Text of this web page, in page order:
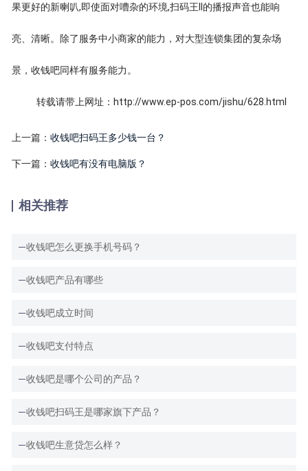
果更好的新喇叭,即使面对嘈杂的环境,扫码王II的播报声音也能响
亮、清晰。除了服务中小商家的能力，对大型连锁集团的复杂场
景，收钱吧同样有服务能力。
转载请带上网址：http://www.ep-pos.com/jishu/628.html
上一篇：收钱吧扫码王多少钱一台？
下一篇：收钱吧有没有电脑版？
相关推荐
收钱吧怎么更换手机号码？
收钱吧产品有哪些
收钱吧成立时间
收钱吧支付特点
收钱吧是哪个公司的产品？
收钱吧扫码王是哪家旗下产品？
收钱吧生意贷怎么样？